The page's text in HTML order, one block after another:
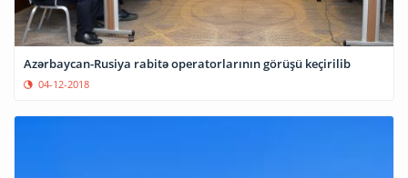
Azərbaycan-Rusiya rabitə operatorlarının görüşü keçirilib
04-12-2018